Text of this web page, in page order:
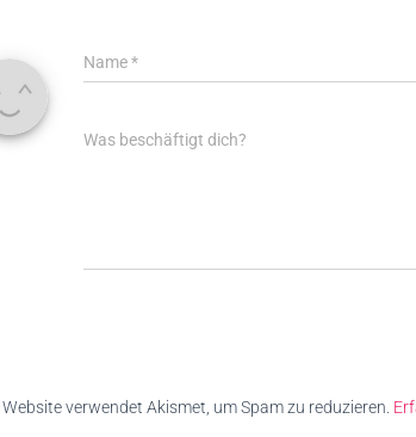
Name*
Was beschäftigt dich?
Website verwendet Akismet, um Spam zu reduzieren.